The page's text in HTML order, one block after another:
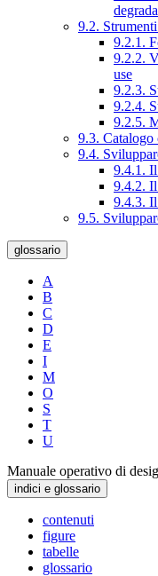
9.2.
9.2.1.
9.2.2.
use
9.2.3.
9.2.4.
9.2.5.
9.3. Catalogo
9.4.
9.4.1.
9.4.2.
9.4.3.
9.5.
glossario
A
B
C
D
E
I
M
O
S
T
U
Manuale operativo di
indici e glossario
contenuti
figure
tabelle
glossario